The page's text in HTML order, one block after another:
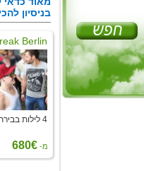
בניסיון
Berlin
4 לילות בבירת הגייז
מ- 680€